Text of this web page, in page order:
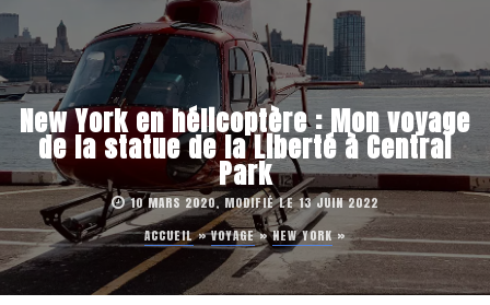
New York en hélicoptère : Mon voyage
de la statue de la Liberté à Central
Park
10 MARS 2020, MODIFIÉ LE 13 JUIN 2022
ACCUEIL»VOYAGE»NEW YORK»